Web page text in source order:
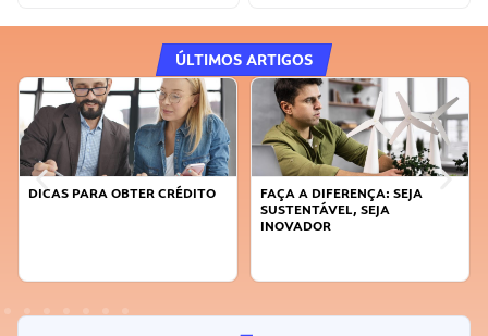
ÚLTIMOS ARTIGOS
DICAS PARA OBTER CRÉDITO
FAÇA A DIFERENÇA: SEJA
SUSTENTÁVEL, SEJA
INOVADOR